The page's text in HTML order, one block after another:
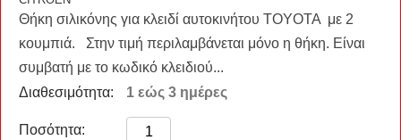
Θήκη σιλικόνης για κλειδί αυτοκινήτου TOYOTA με 2
κουμπιά. Στην τιμή περιλαμβάνεται μόνο η θήκη. Είναι
συμβατή με το κωδικό κλειδιού...
Διαθεσιμότητα:
1 εώς 3 ημέρες
Ποσότητα: